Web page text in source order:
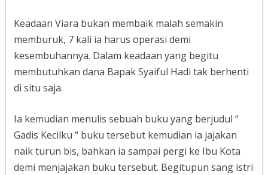
Keadaan Viara bukan membaik malah semakin
memburuk, 7 kali ia harus operasi demi
kesembuhannya. Dalam keadaan yang begitu
membutuhkan dana Bapak Syaiful Hadi tak berhenti
di situ saja.
Ia kemudian menulis sebuah buku yang berjudul “
Gadis Kecilku “ buku tersebut kemudian ia jajakan
naik turun bis, bahkan ia sampai pergi ke Ibu Kota
demi menjajakan buku tersebut. Begitupun sang istri